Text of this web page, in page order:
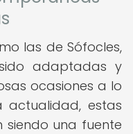
las de Sófocles,
adaptadas y
ocasiones a lo
actualidad, estas
una fuente